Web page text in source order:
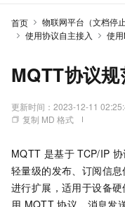
首页 物联网平台（文档停止
使用协议自主接入
使
MQTT协议规
更新时间： 2023-12-11
复制 MD 格式
MQTT 是基于 TCP/IP
轻量级的发布、订阅信
进行扩展，适用于设备
用 MQTT 协议，消息发